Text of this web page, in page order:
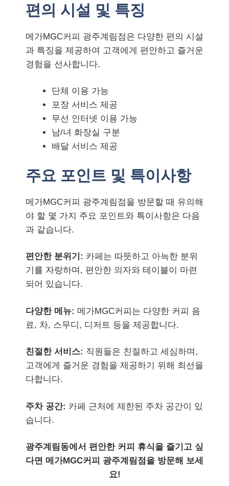
편의 시설 및 특징
메가MGC커피 광주계림점은 다양한 편의 시설
과 특징을 제공하여 고객에게 편안하고 즐거운
경험을 선사합니다.
단체 이용 가능
포장 서비스 제공
무선 인터넷 이용 가능
남/녀 화장실 구분
배달 서비스 제공
주요 포인트 및 특이사항
메가MGC커피 광주계림점을 방문할 때 유의해
야 할 몇 가지 주요 포인트와 특이사항은 다음
과 같습니다.
편안한 분위기: 카페는 따뜻하고 아늑한 분위
기를 자랑하며, 편안한 의자와 테이블이 마련
되어 있습니다.
다양한 메뉴: 메가MGC커피는 다양한 커피 음
료, 차, 스무디, 디저트 등을 제공합니다.
친절한 서비스: 직원들은 친절하고 세심하며,
고객에게 즐거운 경험을 제공하기 위해 최선을
다합니다.
주차 공간: 카페 근처에 제한된 주차 공간이 있
습니다.
광주계림동에서 편안한 커피 휴식을 즐기고 싶
다면 메가MGC커피 광주계림점을 방문해 보세
요!